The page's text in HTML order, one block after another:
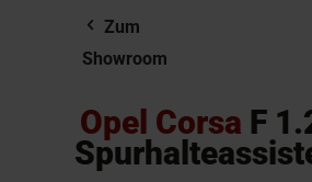
Zum
Showroom
Opel Corsa F